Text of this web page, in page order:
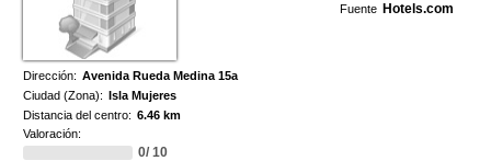
Fuente Hotels.com
Dirección: Avenida Rueda Medina 15a
Ciudad (Zona): Isla Mujeres
Distancia del centro: 6.46 km
Valoración:
0/ 10